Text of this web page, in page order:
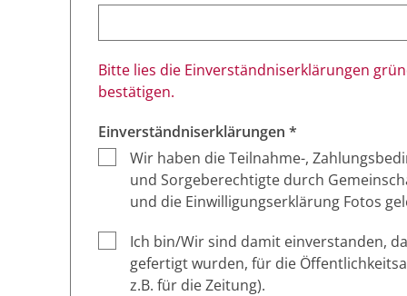
Bitte lies die Einverständniserklärungen
bestätigen.
Einverständniserklärungen *
Wir haben die Teilnahme-,
und Sorgeberechtigte durch
und die Einwilligungserklärung Fotos
Ich bin/Wir sind damit einverstanden,
gefertigt wurden, für die
z.B. für die Zeitung).